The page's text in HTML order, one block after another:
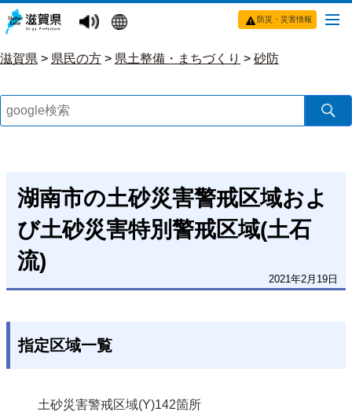
防災・災害情報
滋賀県 > 県民の方 > 県土整備・まちづくり > 砂防
湖南市の土砂災害警戒区域およ
び土砂災害特別警戒区域(土石
流)
2021年2月19日
指定区域一覧
土砂災害警戒区域(Y)142箇所